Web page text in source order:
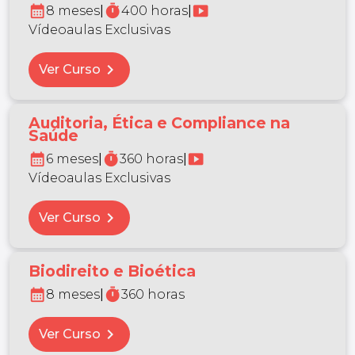
calendar_month8 meses timer400 horas smart_display
Vídeoaulas Exclusivas
Ver Curso chevron_right
Auditoria, Ética e Compliance na
Saúde
calendar_month6 meses timer360 horas smart_display
Vídeoaulas Exclusivas
Ver Curso chevron_right
Biodireito e Bioética
calendar_month8 meses timer360 horas
Ver Curso chevron_right